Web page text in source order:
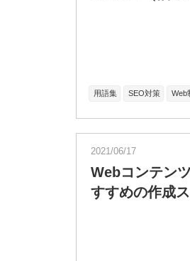
用語集 SEO対策 Web
2021/06/17
Webコンテン
すすめの作成